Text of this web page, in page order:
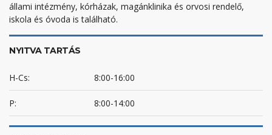
állami intézmény, kórházak, magánklinika és orvosi rendelő,
iskola és óvoda is található.
NYITVA TARTÁS
H-Cs: 8:00-16:00
P: 8:00-14:00